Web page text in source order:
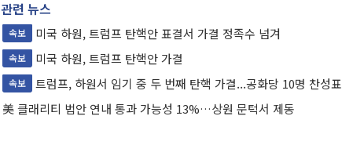
관련 뉴스
속보 미국 하원, 트럼프 탄핵안 표결서 가결 정족수 넘겨
속보 미국 하원, 트럼프 탄핵안 가결
속보
트럼프, 하원서 임기 중 두 번째 탄핵 가결...공화당 10명 찬성표
美 클래리티 법안 연내 통과 가능성 13%…상원 문턱서 제동